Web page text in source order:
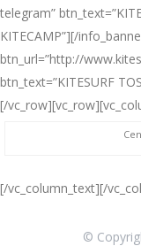
telegram”
KITECAMP”][/
btn_url=”http://
btn_text=”KITESURF
[/
[/vc_column_text][/
©